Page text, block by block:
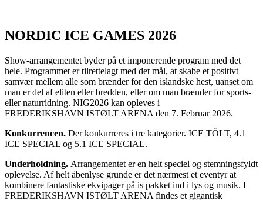
NORDIC ICE GAMES 2026
Show-arrangementet byder på et imponerende program med det
hele. Programmet er tilrettelagt med det mål, at skabe et positivt
samvær mellem alle som brænder for den islandske hest, uanset om
man er del af eliten eller bredden, eller om man brænder for sports-
eller naturridning. NIG2026 kan opleves i
FREDERIKSHAVN ISTØLT ARENA den 7. Februar 2026.
Konkurrencen. Der konkurreres i tre kategorier. ICE TÖLT, 4.1
ICE SPECIAL og 5.1 ICE SPECIAL.
Underholdning. Arrangementet er en helt speciel og stemningsfyldt
oplevelse. Af helt åbenlyse grunde er det nærmest et eventyr at
kombinere fantastiske ekvipager på is pakket ind i lys og musik. I
FREDERIKSHAVN ISTØLT ARENA findes et gigantisk